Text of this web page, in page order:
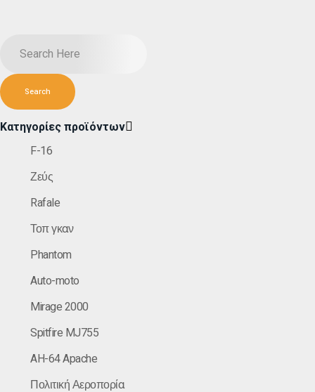
Κατηγορίες προϊόντων
F-16
Ζεύς
Rafale
Τοπ γκαν
Phantom
Auto-moto
Mirage 2000
Spitfire MJ755
AH-64 Apache
Πολιτική Αεροπορία